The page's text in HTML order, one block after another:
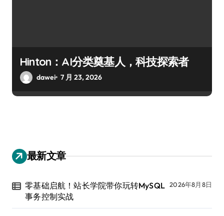
Hinton：AI分类奠基人，科技探索者
dawei 7 月 23, 2026
最新文章
零基础启航！站长学院带你玩转MySQL
事务控制实战
2026年8月8日